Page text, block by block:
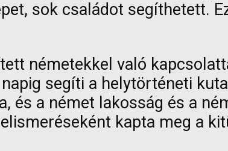
sok családot segíthetett.
németekkel való
segíti a helytörténeti
és a német lakosság és a
kapta meg a